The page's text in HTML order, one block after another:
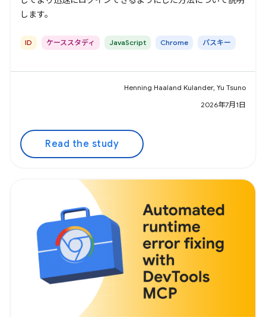
します。
ID ケーススタディ JavaScript Chrome パスキー
Henning Haaland Kulander, Yu Tsuno
2026年7月1日
Read the study